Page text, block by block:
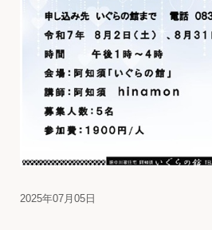
2025年07月05日